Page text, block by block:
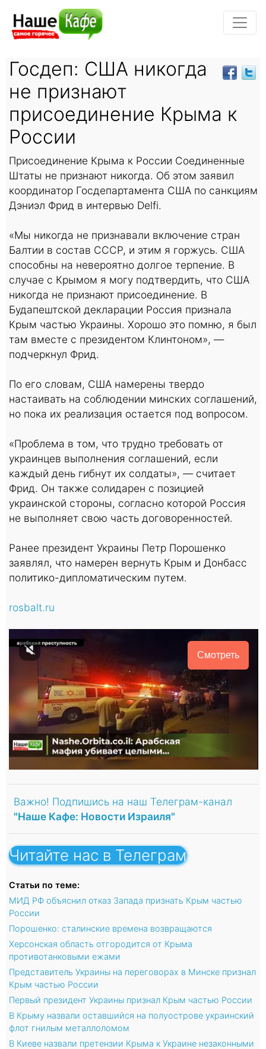
Госдеп: США никогда
не признают
присоединение Крыма к
России
Присоединение Крыма к России Соединенные
Штаты не признают никогда. Об этом заявил
координатор Госдепартамента США по санкциям
Дэниэл Фрид в интервью Delfi.
«Мы никогда не признавали включение стран
Балтии в состав СССР, и этим я горжусь. США
способны на невероятно долгое терпение. В
случае с Крымом я могу подтвердить, что США
никогда не признают присоединение. В
Будапештской декларации Россия признала
Крым частью Украины. Хорошо это помню, я был
там вместе с президентом Клинтоном», —
подчеркнул Фрид.
По его словам, США намерены твердо
настаивать на соблюдении минских соглашений,
но пока их реализация остается под вопросом.
«Проблема в том, что трудно требовать от
украинцев выполнения соглашений, если
каждый день гибнут их солдаты», — считает
Фрид. Он также солидарен с позицией
украинской стороны, согласно которой Россия
не выполняет свою часть договоренностей.
Ранее президент Украины Петр Порошенко
заявлял, что намерен вернуть Крым и Донбасс
политико-дипломатическим путем.
rosbalt.ru
Смотреть
Важно! Подпишись на наш Телеграм-канал
"Наше Кафе: Новости Израиля"
Читайте нас в Телеграм
Статьи по теме:
МИД РФ объяснил отказ Запада признать Крым частью
России
Порошенко: сталинские времена возвращаются
Херсонская область отгородится от Крыма
противотанковыми ежами
Представитель Украины на переговорах в Минске признал
Крым частью России
Первый президент Украины признал Крым частью России
В Крыму назвали оставшийся на полуострове украинский
флот гнилым металлоломом
В Киеве назвали претензии Крыма к Украине незаконными